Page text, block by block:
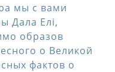
мы с вами
Дала Елі,
образов
о Великой
фактов о